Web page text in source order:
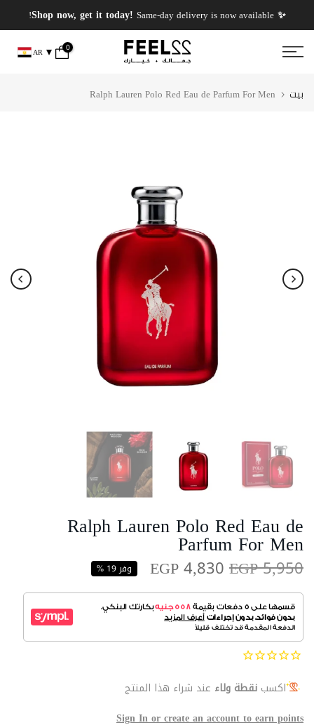
انتقل
إلى
المحتوى
✨ Shop now, get it today!
Same-day delivery is now available!
0
AR
بيت Ralph Lauren Polo Red Eau de Parfum For Men
Ralph Lauren Polo Red Eau de
Parfum For Men
EGP 5,950
EGP 4,830 وفر 19 %
اكسب نقطة ولاء عند شراء هذا المنتج
Sign In or create an account to earn points